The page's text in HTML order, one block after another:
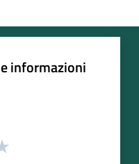
informazioni